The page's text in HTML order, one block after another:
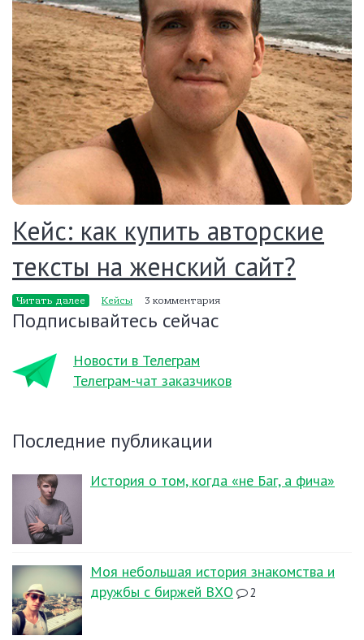
Кейс: как купить авторские
тексты на женский сайт?
Читать далее Кейсы 3 комментария
Подписывайтесь сейчас
Новости в Телеграм
Телеграм-чат заказчиков
Последние публикации
История о том, когда «не Баг, а фича»
Моя небольшая история знакомства и
дружбы с биржей ВХО
2